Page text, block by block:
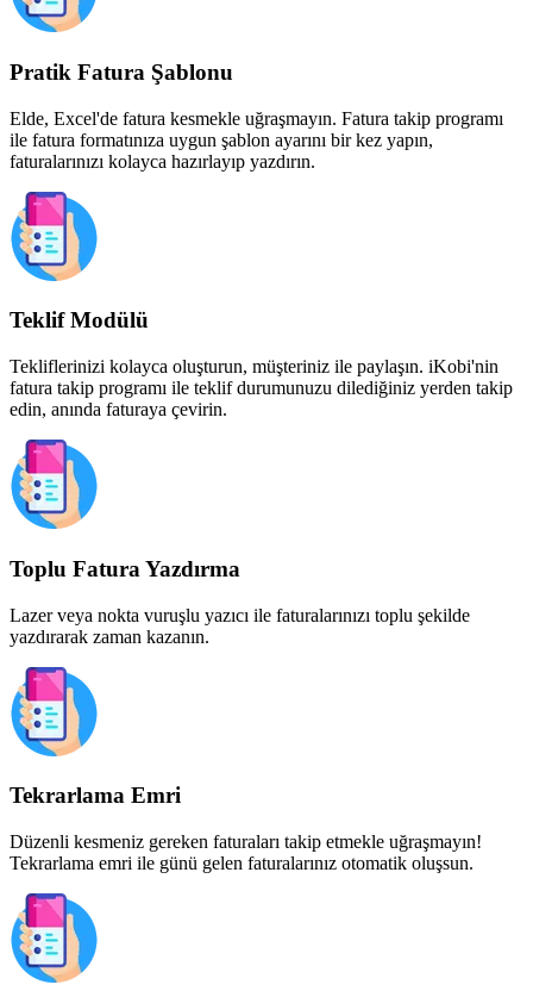
Pratik Fatura Şablonu
Elde, Excel'de fatura kesmekle uğraşmayın. Fatura takip programı
ile fatura formatınıza uygun şablon ayarını bir kez yapın,
faturalarınızı kolayca hazırlayıp yazdırın.
Teklif Modülü
Tekliflerinizi kolayca oluşturun, müşteriniz ile paylaşın. iKobi'nin
fatura takip programı ile teklif durumunuzu dilediğiniz yerden takip
edin, anında faturaya çevirin.
Toplu Fatura Yazdırma
Lazer veya nokta vuruşlu yazıcı ile faturalarınızı toplu şekilde
yazdırarak zaman kazanın.
Tekrarlama Emri
Düzenli kesmeniz gereken faturaları takip etmekle uğraşmayın!
Tekrarlama emri ile günü gelen faturalarınız otomatik oluşsun.